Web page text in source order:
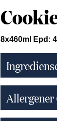
8x460ml Epd:
Allergener